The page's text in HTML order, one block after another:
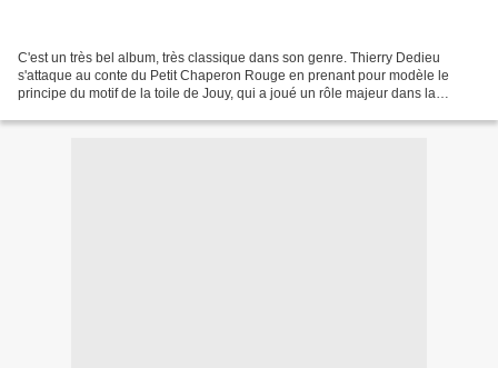
C'est un très bel album, très classique dans son genre. Thierry Dedieu
s'attaque au conte du Petit Chaperon Rouge en prenant pour modèle le
principe du motif de la toile de Jouy, qui a joué un rôle majeur dans la